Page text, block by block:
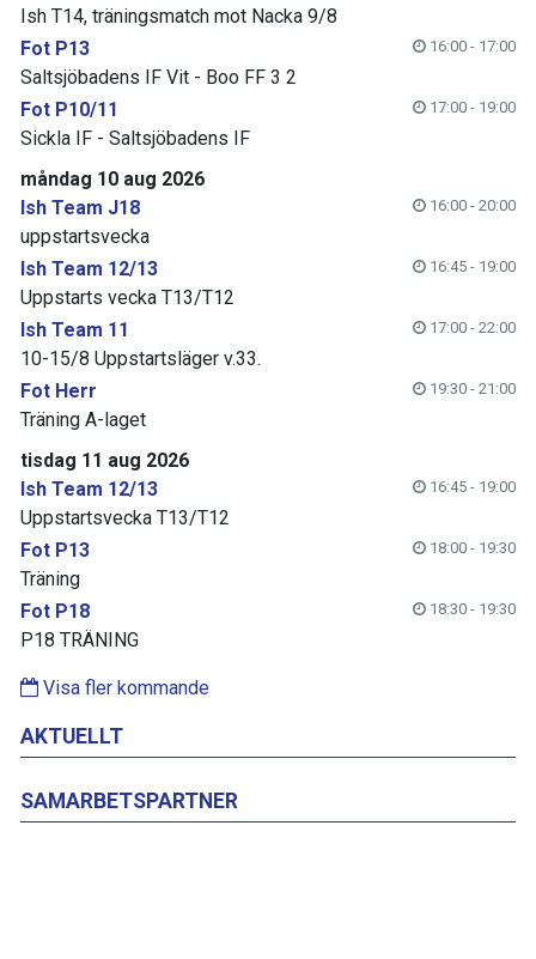
Ish T14, träningsmatch mot Nacka 9/8
Fot P13
16:00 - 17:00
Saltsjöbadens IF Vit - Boo FF 3 2
Fot P10/11
17:00 - 19:00
Sickla IF - Saltsjöbadens IF
måndag 10 aug 2026
Ish Team J18
16:00 - 20:00
uppstartsvecka
Ish Team 12/13
16:45 - 19:00
Uppstarts vecka T13/T12
Ish Team 11
17:00 - 22:00
10-15/8 Uppstartsläger v.33.
Fot Herr
19:30 - 21:00
Träning A-laget
tisdag 11 aug 2026
Ish Team 12/13
16:45 - 19:00
Uppstartsvecka T13/T12
Fot P13
18:00 - 19:30
Träning
Fot P18
18:30 - 19:30
P18 TRÄNING
Visa fler kommande
AKTUELLT
SAMARBETSPARTNER